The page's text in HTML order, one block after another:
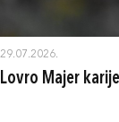
29.07.2026.
Lovro Majer